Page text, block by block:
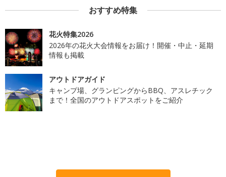
おすすめ特集
花火特集2026
2026年の花火大会情報をお届け！開催・中止・延期
情報も掲載
アウトドアガイド
キャンプ場、グランピングからBBQ、アスレチック
まで！全国のアウトドアスポットをご紹介